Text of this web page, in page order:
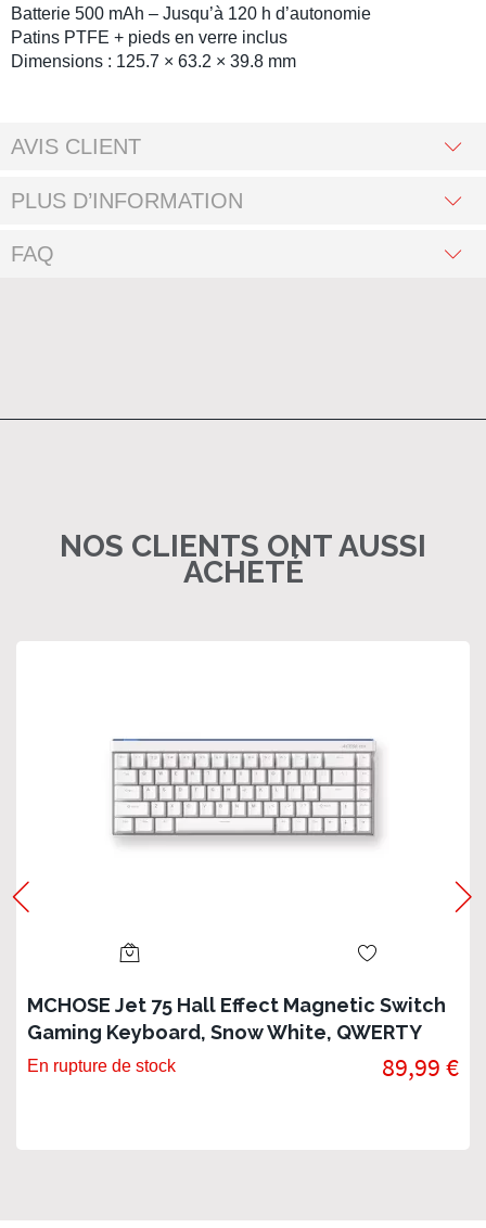
Batterie 500 mAh – Jusqu’à 120 h d’autonomie
Patins PTFE + pieds en verre inclus
Dimensions : 125.7 × 63.2 × 39.8 mm
AVIS CLIENT
PLUS D’INFORMATION
FAQ
NOS CLIENTS ONT AUSSI
ACHETÉ
MCHOSE Jet 75 Hall Effect Magnetic Switch
Gaming Keyboard, Snow White, QWERTY
En rupture de stock 89,99 €